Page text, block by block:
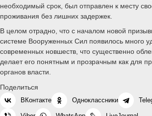
необходимый срок, был отправлен к месту
проживания без лишних задержек.
В целом отрадно, что с началом новой
системе Вооруженных Сил появилось много
современных новшеств, что существенно
делает его понятным и прозрачным как для
органов власти.
Поделиться
ВКонтакте Одноклассники